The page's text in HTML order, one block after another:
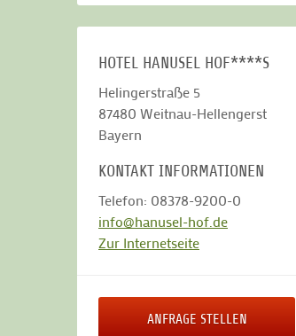
HOTEL HANUSEL HOF****S
Helingerstraße 5
87480 Weitnau-Hellengerst
Bayern
KONTAKT INFORMATIONEN
Telefon: 08378-9200-0
info@hanusel-hof.de
Zur Internetseite
ANFRAGE STELLEN